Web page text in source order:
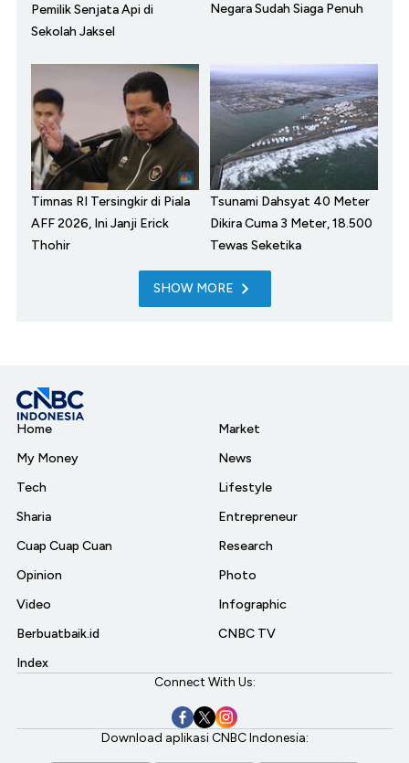
Pemilik Senjata Api di
Sekolah Jaksel
Negara Sudah Siaga Penuh
Timnas RI Tersingkir di Piala
AFF 2026, Ini Janji Erick
Thohir
Tsunami Dahsyat 40 Meter
Dikira Cuma 3 Meter, 18.500
Tewas Seketika
SHOW MORE
Home
My Money
Tech
Sharia
Cuap Cuap Cuan
Opinion
Video
Berbuatbaik.id
Index
Market
News
Lifestyle
Entrepreneur
Research
Photo
Infographic
CNBC TV
Connect With Us:
Download aplikasi CNBC Indonesia: